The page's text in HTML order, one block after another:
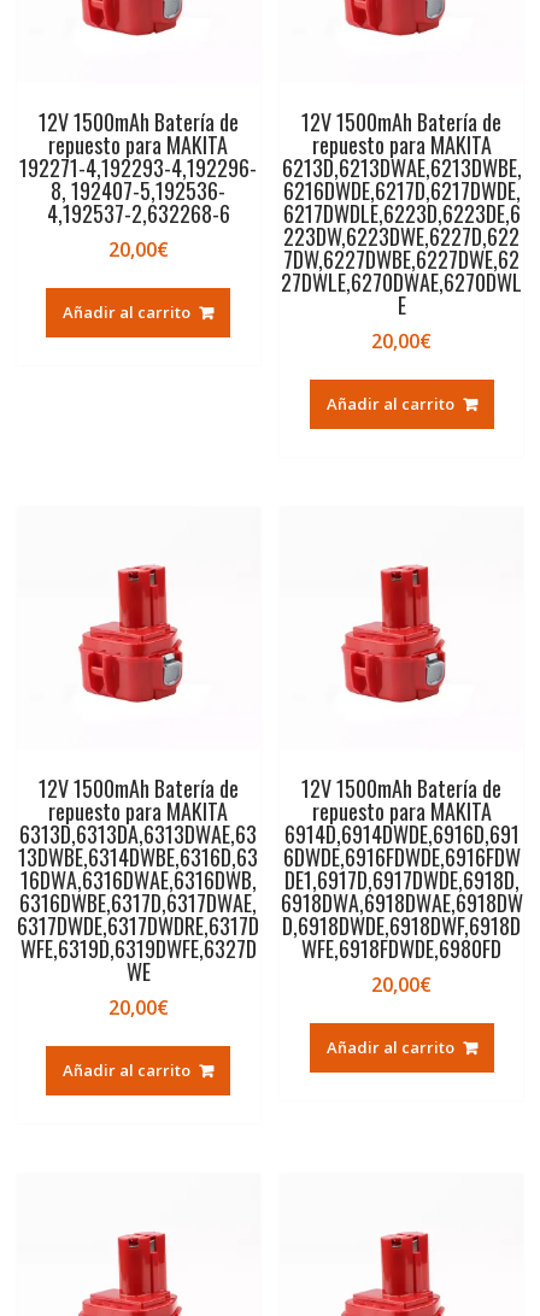
12V 1500mAh Batería de
repuesto para MAKITA
192271-4,192293-4,192296-
8, 192407-5,192536-
4,192537-2,632268-6
20,00€
Añadir al carrito
12V 1500mAh Batería de
repuesto para MAKITA
6213D,6213DWAE,6213DWBE,
6216DWDE,6217D,6217DWDE,
6217DWDLE,6223D,6223DE,6
223DW,6223DWE,6227D,622
7DW,6227DWBE,6227DWE,62
27DWLE,6270DWAE,6270DWL
E
20,00€
Añadir al carrito
12V 1500mAh Batería de
repuesto para MAKITA
6313D,6313DA,6313DWAE,63
13DWBE,6314DWBE,6316D,63
16DWA,6316DWAE,6316DWB,
6316DWBE,6317D,6317DWAE,
6317DWDE,6317DWDRE,6317D
WFE,6319D,6319DWFE,6327D
WE
20,00€
Añadir al carrito
12V 1500mAh Batería de
repuesto para MAKITA
6914D,6914DWDE,6916D,691
6DWDE,6916FDWDE,6916FDW
DE1,6917D,6917DWDE,6918D,
6918DWA,6918DWAE,6918DW
D,6918DWDE,6918DWF,6918D
WFE,6918FDWDE,6980FD
20,00€
Añadir al carrito